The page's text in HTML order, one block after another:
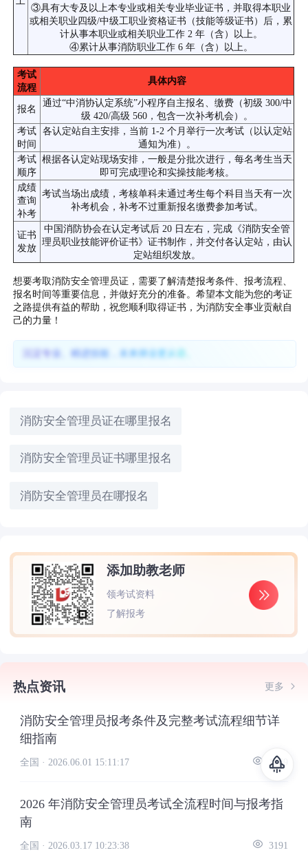
③具有大专及以上本专业或相关专业毕业证书，并取得本职业
或相关职业四级/中级工职业资格证书（技能等级证书）后，累
计从事本职业或相关职业工作 2 年（含）以上。
④累计从事消防职业工作 6 年（含）以上。
考试
流程
具体内容
报名
通过“中消协认定系统”小程序自主报名、缴费（初级 300/中
级 420/高级 560，包含一次补考机会）。
考试
时间
各认定站自主安排，当前 1-2 个月举行一次考试（以认定站
通知为准）。
考试
顺序
根据各认定站现场安排，一般是分批次进行，每名考生当天
即可完成理论和实操技能考核。
成绩
查询
补考
考试当场出成绩，考核单科未通过考生每个科目当天有一次
补考机会，补考不过重新报名缴费参加考试。
证书
发放
中国消防协会在认定考试后 20 日左右，完成《消防安全管
理员职业技能评价证书》证书制作，并交付各认定站，由认
定站组织发放。
想要考取消防安全管理员证，需要了解清楚报考条件、报考流程、
报名时间等重要信息，并做好充分的准备。希望本文能为您的考证
之路提供有益的帮助，祝您顺利取得证书，为消防安全事业贡献自
己的力量！
沉淀专业、精进技能，未来择业更从容。
消防安全管理员证在哪里报名
消防安全管理员证书哪里报名
消防安全管理员在哪报名
添加助教老师
领考试资料
了解报考
热点资讯 更多
消防安全管理员报考条件及完整考试流程细节详
细指南
全国 · 2026.06.01 15:11:17 1769
2026 年消防安全管理员考试全流程时间与报考指
南
全国 · 2026.03.17 10:23:38 3191